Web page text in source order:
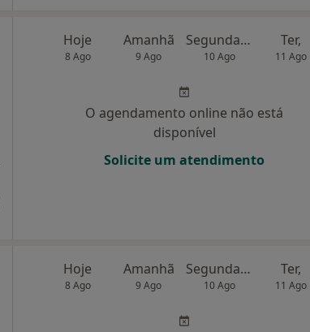
Hoje
8 Ago
Amanhã
9 Ago
Segunda-feira
10 Ago
Ter,
11 Ago
O agendamento online não está
disponível
Solicite um atendimento
Hoje
8 Ago
Amanhã
9 Ago
Segunda-feira
10 Ago
Ter,
11 Ago